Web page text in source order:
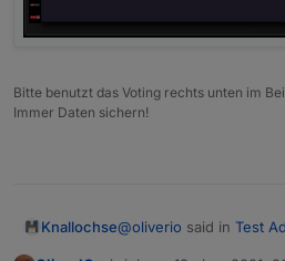
Bitte benutzt das Voting rechts unten im
Immer Daten sichern!
Knallochse@oliverio said in Test